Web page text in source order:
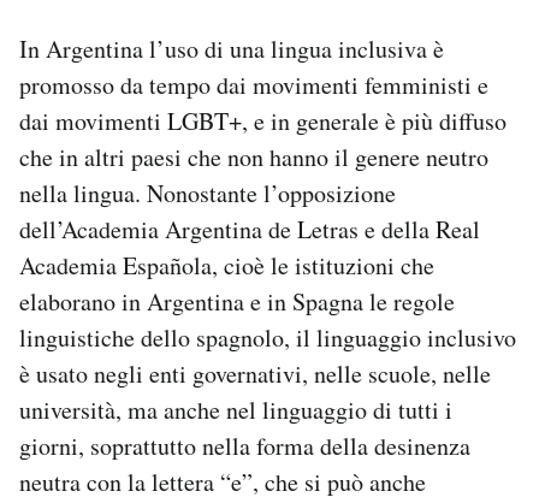
In Argentina l’uso di una lingua inclusiva è
promosso da tempo dai movimenti femministi e
dai movimenti LGBT+, e in generale è più diffuso
che in altri paesi che non hanno il genere neutro
nella lingua. Nonostante l’opposizione
dell’Academia Argentina de Letras e della Real
Academia Española, cioè le istituzioni che
elaborano in Argentina e in Spagna le regole
linguistiche dello spagnolo, il linguaggio inclusivo
è usato negli enti governativi, nelle scuole, nelle
università, ma anche nel linguaggio di tutti i
giorni, soprattutto nella forma della desinenza
neutra con la lettera “e”, che si può anche